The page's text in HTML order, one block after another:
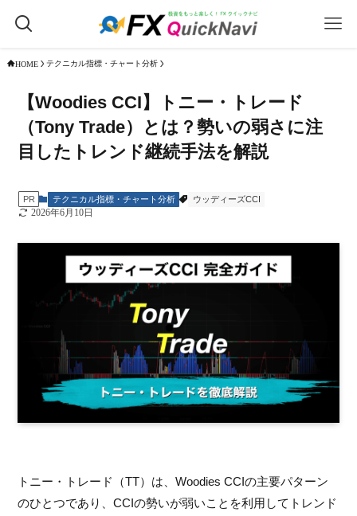
HOME テクニカル指標・チャート分析
【Woodies CCI】トニー・トレード
（Tony Trade）とは？勢いの弱さに注
目したトレンド継続手法を解説
PR テクニカル指標・チャート分析
ウッディーズCCI
2026年6月10日
トニー・トレード（TT）は、Woodies CCIの主要パターン
のひとつであり、CCIの勢いが弱いことを利用してトレンド